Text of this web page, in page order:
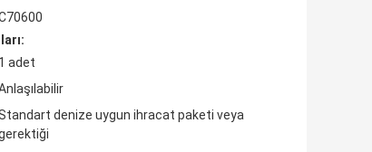
1 adet
denize uygun ihracat paketi veya